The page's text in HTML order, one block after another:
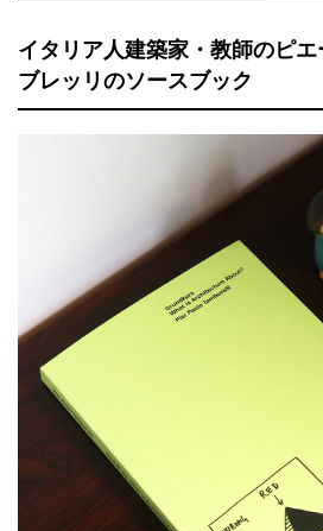
イタリア人建築家・教師のピ
ブレッリのソースブック